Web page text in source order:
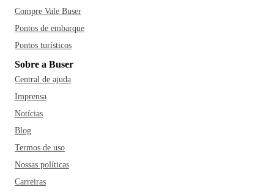
Compre Vale Buser
Pontos de embarque
Pontos turísticos
Sobre a Buser
Central de ajuda
Imprensa
Notícias
Blog
Termos de uso
Nossas políticas
Carreiras